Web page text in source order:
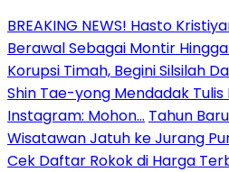
BREAKING NEWS! Hasto
Berawal Sebagai Montir
Korupsi Timah, Begini Silsilah
Shin Tae-yong Mendadak Tulis
Instagram: Mohon… Tahun
Wisatawan Jatuh ke Jurang
Cek Daftar Rokok di Harga